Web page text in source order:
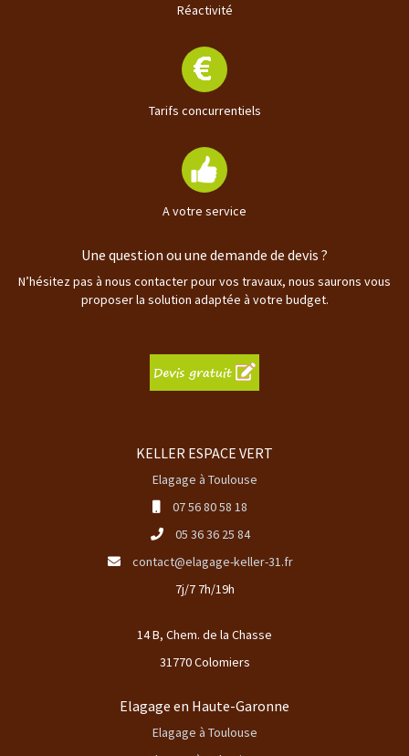
Réactivité
Tarifs concurrentiels
A votre service
Une question ou une demande de devis ?
N’hésitez pas à nous contacter pour vos travaux, nous saurons vous
proposer la solution adaptée à votre budget.
KELLER ESPACE VERT
Elagage à Toulouse
07 56 80 58 18
05 36 36 25 84
contact@elagage-keller-31.fr
7j/7 7h/19h
14 B, Chem. de la Chasse
31770 Colomiers
Elagage en Haute-Garonne
Elagage à Toulouse